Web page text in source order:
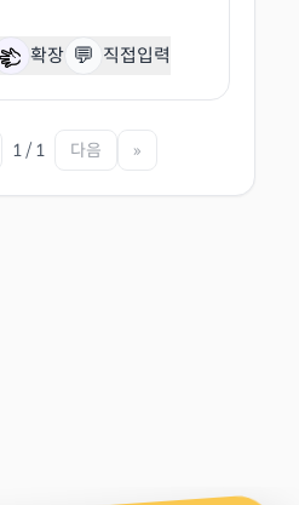
확장 💬 직접입력
1 / 1 다음 »